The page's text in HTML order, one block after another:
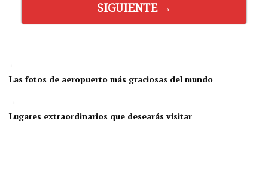
SIGUIENTE →
←
Las fotos de aeropuerto más graciosas del mundo
→
Lugares extraordinarios que desearás visitar